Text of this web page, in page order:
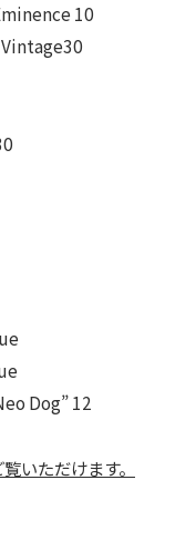
10
Dog” 12
いただけます。